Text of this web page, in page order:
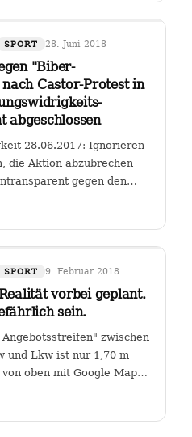
SPORT 28. Juni 2018
"Biber-
Castor-Protest in
abgeschlossen
28.06.2017: Ignorieren
die Aktion abzubrechen
gegen den
SPORT 9. Februar 2018
vorbei geplant.
sein.
zwischen
und Lkw ist nur 1,70 m
oben mit Google Maps